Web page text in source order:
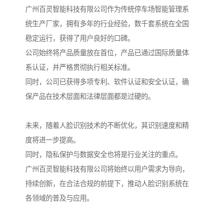
广州百灵智能科技有限公司作为传统停车场智能管理系
统生产厂家，拥有多年的行业经验，数千套系统在全国
稳定运行，获得了用户良好的口碑。
公司始终将产品质量放在首位，产品已通过国际质量体
系认证，并严格贯彻执行相关标准。
同时，公司已获得多项专利、软件认证和安全认证，确
保产品在技术层面和法律层面都是过硬的。
未来，随着人脸识别技术的不断优化，其识别速度和精
度将进一步提高。
同时，隐私保护与数据安全也将是行业关注的重点。
广州百灵智能科技有限公司将始终以用户需求为导向，
持续创新，在合法合规的前提下，推动人脸识别系统在
各领域的普及与应用。